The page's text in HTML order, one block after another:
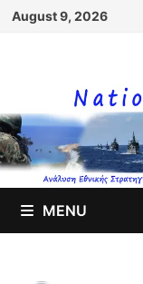
Skip
August 9, 2026
MENU